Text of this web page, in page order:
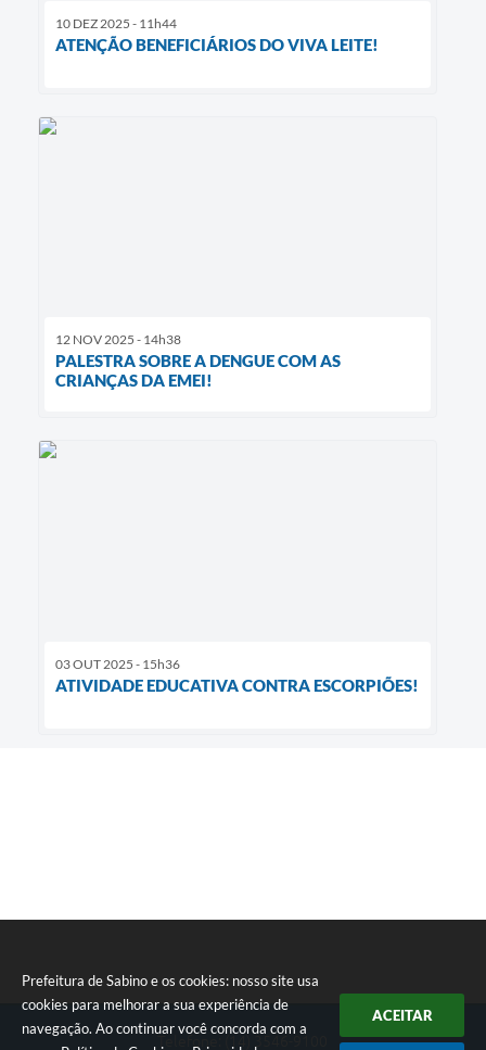
Prefeitura de Sabino e os cookies: nosso site usa
cookies para melhorar a sua experiência de
navegação. Ao continuar você concorda com a
ACEITAR
10 DEZ 2025 - 11h44
ATENÇÃO BENEFICIÁRIOS DO VIVA LEITE!
12 NOV 2025 - 14h38
PALESTRA SOBRE A DENGUE COM AS
CRIANÇAS DA EMEI!
03 OUT 2025 - 15h36
ATIVIDADE EDUCATIVA CONTRA ESCORPIÕES!